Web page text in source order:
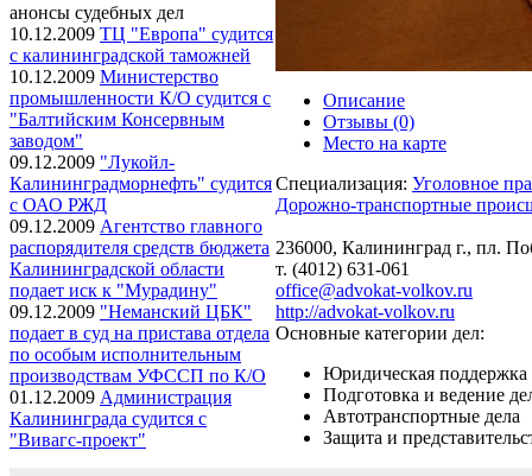
анонсы cудебных дел
10.12.2009 ТЦ "Европа" судится
с калининградской таможней
10.12.2009 Министерство
промышленности К/О судится с
"Балтийским Консервным
заводом"
09.12.2009 "Лукойл-
Калининградморнефть" судится
с ОАО РЖД
09.12.2009 Агентство главного
распорядителя средств бюджета
Калининградской области
подает иск к "Мурадину"
09.12.2009 "Неманский ЦБК"
подает в суд на пристава отдела
по особым исполнительным
производствам УФССП по К/О
01.12.2009 Администрация
Калининграда судится с
"Вивагс-проект"
Описание
Отзывы (0)
Место на карте
Специализация: Уголовное
Дорожно-транспортные
236000, Калининград г., пл.
т. (4012) 631-061
office@advokat-volkov.ru
http://advokat-volkov.ru
Основные категории дел:
Юридическая поддержка
Подготовка и ведение
Автотранспортные дела
Защита и